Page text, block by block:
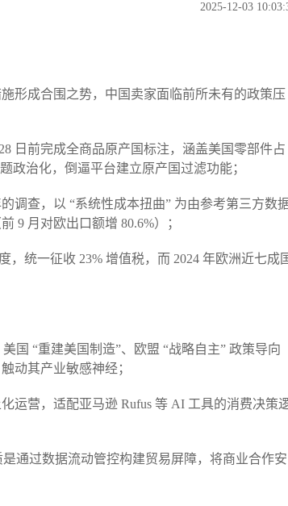
2025-12-03
形成合围之势，中国卖家面临前所未有的政策压
日前完成全商品原产国标注，涵盖美国零部件占
政治化，倒逼平台建立原产国过滤功能；​
调查，以 “系统性成本扭曲” 为由参考第三方数
9 月对欧出口额增 80.6%）；​
，统一征收 23% 增值税，而 2024 年欧洲近七成
国 “重建美国制造”、欧盟 “战略自主” 政策导向
动其产业敏感神经；​
运营，适配亚马逊 Rufus 等 AI 工具的消费决策
通过数据流动管控构建贸易屏障，将商业合作安